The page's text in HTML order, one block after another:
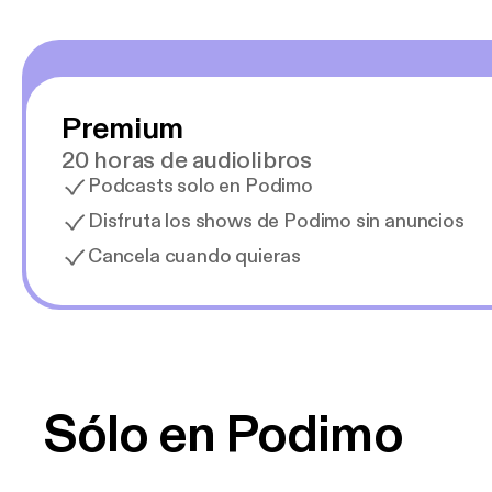
Premium
20 horas de audiolibros
Podcasts solo en Podimo
Disfruta los shows de Podimo sin anuncios
Cancela cuando quieras
Sólo en Podimo